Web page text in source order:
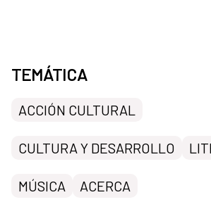
TEMÁTICA
ACCIÓN CULTURAL
CULTURA Y DESARROLLO
MÚSICA ACERCA